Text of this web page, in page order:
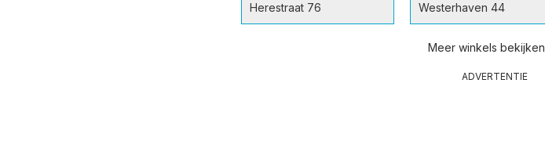
Herestraat 76 Westerhaven 44
Meer winkels bekijken
ADVERTENTIE